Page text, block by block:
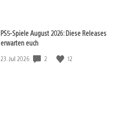
PS5-Spiele August 2026: Diese Releases
erwarten euch
Veröffentlichungsdatum:
23. Jul 2026 2 12